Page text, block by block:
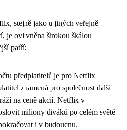
stejně jako u jiných veřejně
je ovlivněna širokou škálou
patří:
předplatitelů je pro Netflix
znamená pro společnost další
na ceně akcií. Netflix v
miliony diváků po celém světě
i v budoucnu.